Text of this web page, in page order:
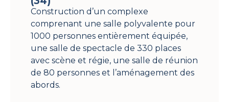
Construction d’un complexe
comprenant une salle polyvalente pour
1000 personnes entièrement équipée,
une salle de spectacle de 330 places
avec scène et régie, une salle de réunion
de 80 personnes et l’aménagement des
abords.